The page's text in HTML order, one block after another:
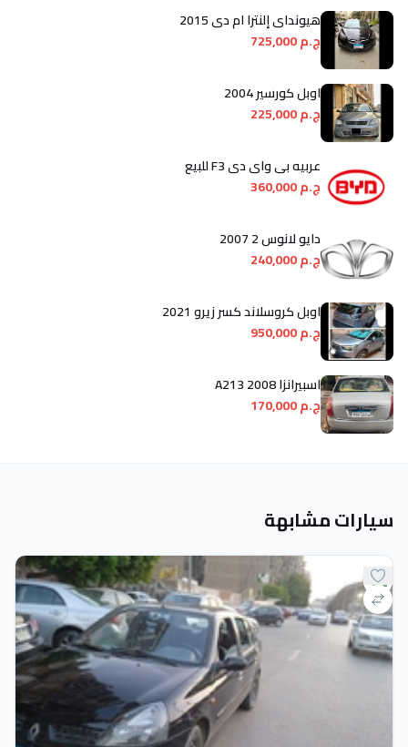
هيونداي إلنترا ام دى 2015
ج.م 725,000
اوبل كورسير 2004
ج.م 225,000
عربيه بى واى دى F3 للبيع
ج.م 360,000
دايو لانوس 2 2007
ج.م 240,000
اوبل كروسلاند كسر زيرو 2021
ج.م 950,000
اسبيرانزا A213 2008
ج.م 170,000
سيارات مشابهة